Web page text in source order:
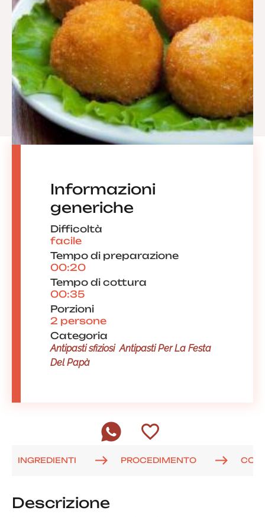
Informazioni
generiche
Difficoltà
facile
Tempo di preparazione
00:20
Tempo di cottura
00:35
Porzioni
2 persone
Categoria
Antipasti sfiziosi Antipasti Per La Festa
Del Papà
INGREDIENTI PROCEDIMENTO
Descrizione